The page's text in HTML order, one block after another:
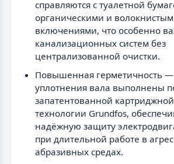
справляются с туалетной
органическими и
включениями, что особенно
канализационных систем без
централизованной очистки.
Повышенная герметичность —
уплотнения вала выполнены
запатентованной картриджной
технологии Grundfos,
надёжную защиту
при длительной работе в
абразивных средах.